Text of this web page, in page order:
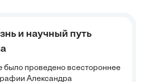
и научный путь
было проведено всестороннее
Александра